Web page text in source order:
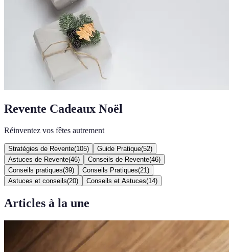
Revente Cadeaux Noël
Réinventez vos fêtes autrement
Stratégies de Revente(105) Guide Pratique(52)
Astuces de Revente(46) Conseils de Revente(46)
Conseils pratiques(39) Conseils Pratiques(21 )
Astuces et conseils(20) Conseils et Astuces(14)
Articles à la une